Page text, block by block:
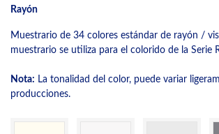
Rayón
Muestrario de 34 colores estándar de rayón /
muestrario se utiliza para el colorido de la Serie
Nota: La tonalidad del color, puede variar
producciones.